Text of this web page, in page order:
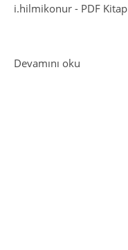
i.hilmikonur - PDF
Devamını oku